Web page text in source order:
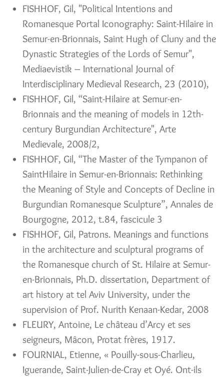
FISHHOF, Gil, "Political Intentions and
Romanesque Portal Iconography: Saint-Hilaire in
Semur-en-Brionnais, Saint Hugh of Cluny and the
Dynastic Strategies of the Lords of Semur",
Mediaevistik – International Journal of
Interdisciplinary Medieval Research, 23 (2010),
FISHHOF, Gil, “Saint-Hilaire at Semur-en-
Brionnais and the meaning of models in 12th-
century Burgundian Architecture", Arte
Medievale, 2008/2,
FISHHOF, Gil, “The Master of the Tympanon of
SaintHilaire in Semur-en-Brionnais: Rethinking
the Meaning of Style and Concepts of Decline in
Burgundian Romanesque Sculpture”, Annales de
Bourgogne, 2012, t.84, fascicule 3
FISHHOF, Gil, Patrons. Meanings and functions
in the architecture and sculptural programs of
the Romanesque church of St. Hilaire at Semur-
en-Brionnais, Ph.D. dissertation, Department of
art history at tel Aviv University, under the
supervision of Prof. Nurith Kenaan-Kedar, 2008
FLEURY, Antoine, Le château d’Arcy et ses
seigneurs, Mâcon, Protat frères, 1917.
FOURNIAL, Etienne, « Pouilly-sous-Charlieu,
Iguerande, Saint-Julien-de-Cray et Oyé. Ont-ils